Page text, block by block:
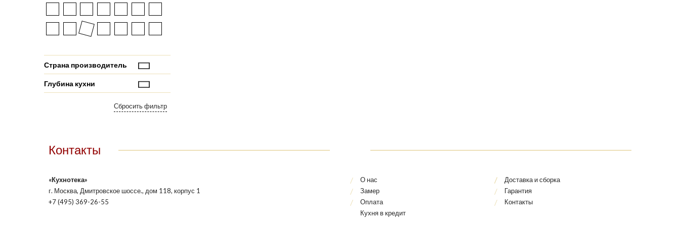
Страна производитель
Глубина кухни
Контакты
«Кухнотека»
г. Москва, Дмитровское шоссе., дом 118, корпус 1
+7 (495) 369-26-55
О нас
Замер
Оплата
Кухня в кредит
Доставка и сборка
Гарантия
Контакты